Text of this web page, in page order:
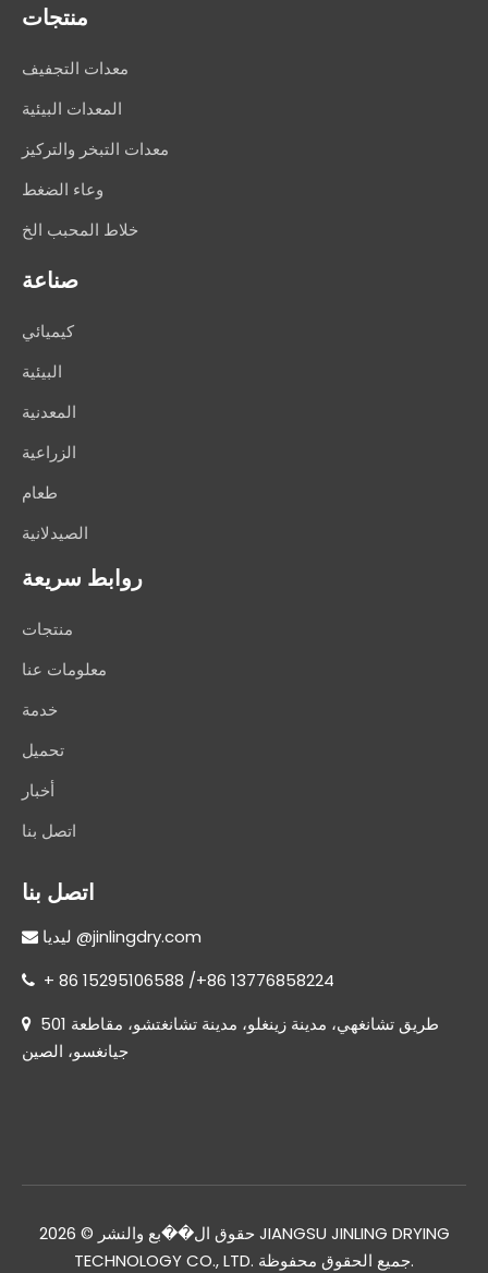
منتجات
معدات التجفيف
المعدات البيئية
معدات التبخر والتركيز
وعاء الضغط
خلاط المحبب الخ
صناعة
كيميائي
البيئية
المعدنية
الزراعية
طعام
الصيدلانية
روابط سريعة
منتجات
معلومات عنا
خدمة
تحميل
أخبار
اتصل بنا
اتصل بنا
 ليديا @jinlingdry.com
 + 86 15295106588 /+86 13776858224
 501 طريق تشانغهي، مدينة زينغلو، مدينة تشانغتشو، مقاطعة
جيانغسو، الصين
حقوق ال��بع والنشر © 2026
JIANGSU JINLING DRYING
TECHNOLOGY CO., LTD. جميع الحقوق محفوظة.